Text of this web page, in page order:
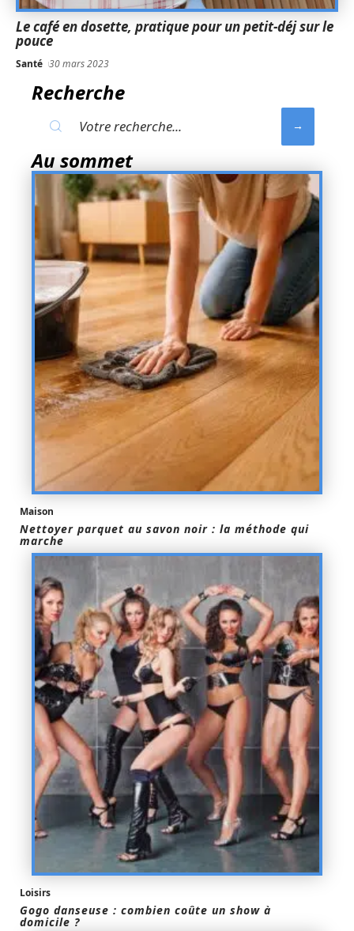
Le café en dosette, pratique pour un petit-déj sur le
pouce
Santé 30 mars 2023
Recherche
Au sommet
Maison
Nettoyer parquet au savon noir : la méthode qui
marche
Loisirs
Gogo danseuse : combien coûte un show à
domicile ?